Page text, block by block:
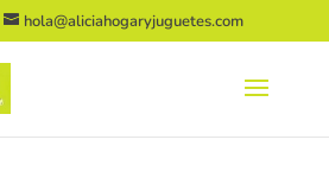
hola@aliciahogaryjuguetes.com